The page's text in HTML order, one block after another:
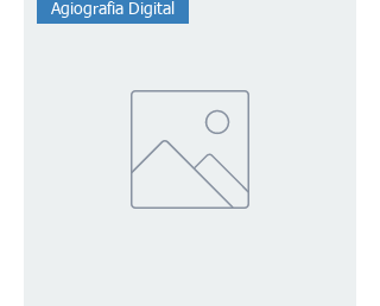
Agiografia Digital